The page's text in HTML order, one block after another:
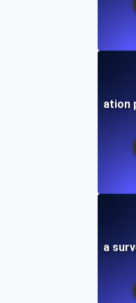
l'automatisation
mettre en œuvre la